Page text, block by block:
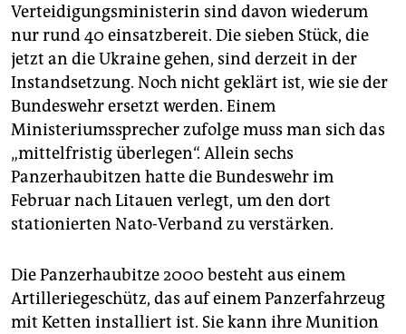
Verteidigungsministerin sind davon wiederum
nur rund 40 einsatzbereit. Die sieben Stück, die
jetzt an die Ukraine gehen, sind derzeit in der
Instandsetzung. Noch nicht geklärt ist, wie sie der
Bundeswehr ersetzt werden. Einem
Ministeriumssprecher zufolge muss man sich das
„mittelfristig überlegen“. Allein sechs
Panzerhaubitzen hatte die Bundeswehr im
Februar nach Litauen verlegt, um den dort
stationierten Nato-Verband zu verstärken.
Die Panzerhaubitze 2000 besteht aus einem
Artilleriegeschütz, das auf einem Panzerfahrzeug
mit Ketten installiert ist. Sie kann ihre Munition